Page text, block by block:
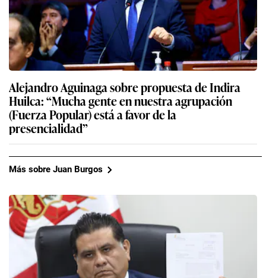
Alejandro Aguinaga sobre propuesta de Indira
Huilca: “Mucha gente en nuestra agrupación
(Fuerza Popular) está a favor de la
presencialidad”
Más sobre Juan Burgos